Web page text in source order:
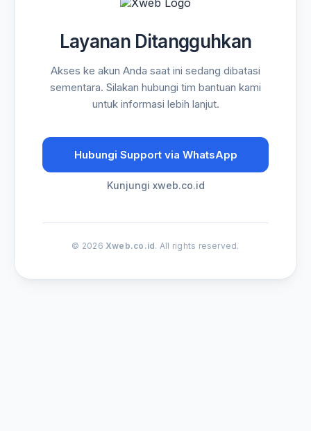
Layanan Ditangguhkan
Akses ke akun Anda saat ini sedang dibatasi
sementara. Silakan hubungi tim bantuan kami
untuk informasi lebih lanjut.
Hubungi Support via WhatsApp
Kunjungi xweb.co.id
© 2026 Xweb.co.id. All rights reserved.